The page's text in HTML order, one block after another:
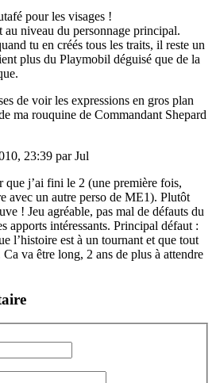
pour les visages !
niveau du personnage principal.
tu en créés tous les traits, il reste un
plus du Playmobil déguisé que de la
de voir les expressions en gros plan
ma rouquine de Commandant Shepard
23:39 par Jul
que j’ai fini le 2 (une première fois,
avec un autre perso de ME1). Plutôt
! Jeu agréable, pas mal de défauts du
apports intéressants. Principal défaut :
l’histoire est à un tournant et que tout
va être long, 2 ans de plus à attendre